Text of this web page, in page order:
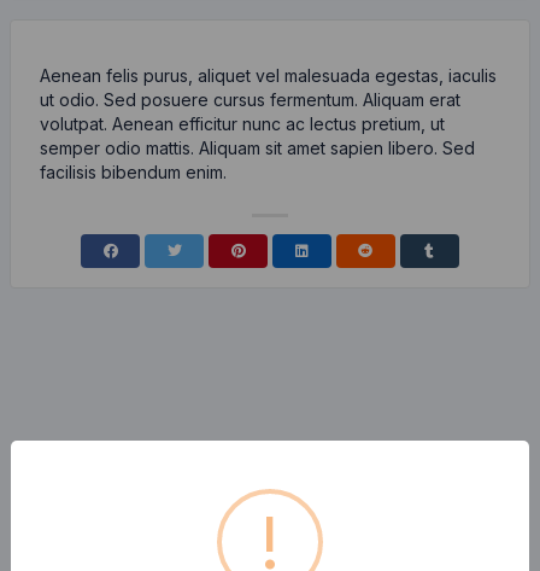
Aenean felis purus, aliquet vel malesuada egestas, iaculis
ut odio. Sed posuere cursus fermentum. Aliquam erat
volutpat. Aenean efficitur nunc ac lectus pretium, ut
semper odio mattis. Aliquam sit amet sapien libero. Sed
facilisis bibendum enim.
!